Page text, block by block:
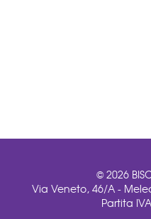
© 2026
Via Veneto, 46/A -
Partita